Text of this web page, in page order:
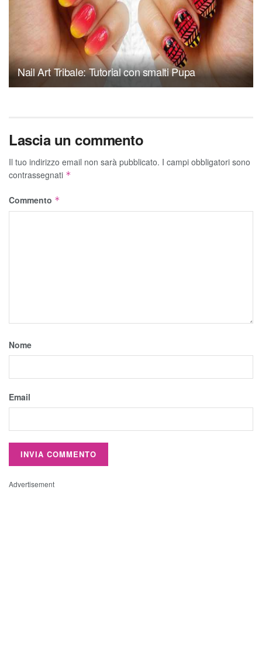
Nail Art Tribale: Tutorial con smalti Pupa
Lascia un commento
Il tuo indirizzo email non sarà pubblicato. I campi obbligatori sono
contrassegnati *
Commento *
Nome
Email
Advertisement